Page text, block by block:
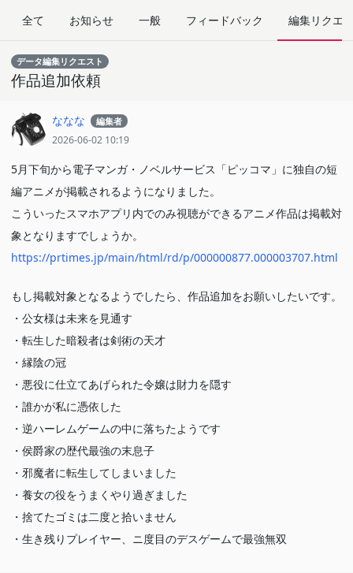
全て お知らせ 一般 フィードバック 編集リクエ
データ編集リクエスト
作品追加依頼
ななな 編集者
2026-06-02 10:19
5月下旬から電子マンガ・ノベルサービス「ピッコマ」に独自の短
編アニメが掲載されるようになりました。
こういったスマホアプリ内でのみ視聴ができるアニメ作品は掲載対
象となりますでしょうか。
https://prtimes.jp/main/html/rd/p/000000877.000003707.html
もし掲載対象となるようでしたら、作品追加をお願いしたいです。
・公女様は未来を見通す
・転生した暗殺者は剣術の天才
・縁陰の冠
・悪役に仕立てあげられた令嬢は財力を隠す
・誰かが私に憑依した
・逆ハーレムゲームの中に落ちたようです
・侯爵家の歴代最強の末息子
・邪魔者に転生してしまいました
・養女の役をうまくやり過ぎました
・捨てたゴミは二度と拾いません
・生き残りプレイヤー、ニ度目のデスゲームで最強無双